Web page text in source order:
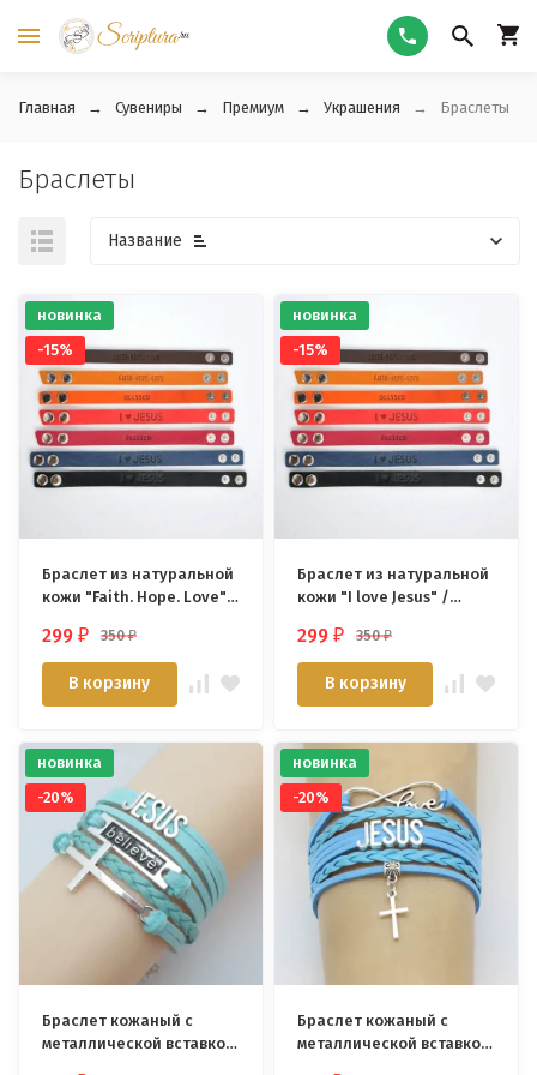
Главная Сувениры Премиум Украшения Браслеты
Браслеты
Название
новинка
-15%
Браслет из натуральной
кожи "Faith. Hope. Love" /
299₽ 350₽
В корзину
новинка
-15%
Браслет из натуральной
кожи "I love Jesus" /
299₽ 350₽
В корзину
новинка
-20%
Браслет кожаный с
металлической вставкой:
новинка
-20%
Браслет кожаный с
металлической вставкой: